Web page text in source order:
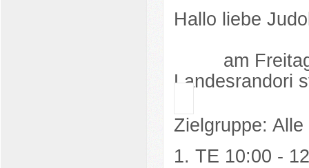
Hallo liebe
am Freitag
Landesrandori
Zielgruppe:
1. TE 10:00 -